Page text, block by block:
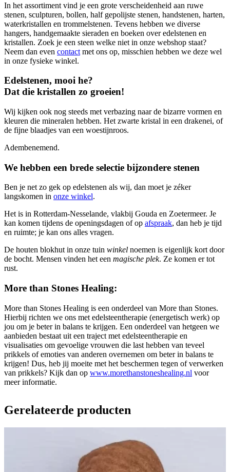
In het assortiment vind je een grote verscheidenheid aan ruwe
stenen, sculpturen, bollen, half gepolijste stenen, handstenen, harten,
waterkristallen en trommelstenen. Tevens hebben we diverse
hangers, handgemaakte sieraden en boeken over edelstenen en
kristallen. Zoek je een steen welke niet in onze webshop staat?
Neem dan even contact met ons op, misschien hebben we deze wel
in onze fysieke winkel.
Edelstenen, mooi he?
Dat die kristallen zo groeien!
Wij kijken ook nog steeds met verbazing naar de bizarre vormen en
kleuren die mineralen hebben. Het zwarte kristal in een drakenei, of
de fijne blaadjes van een woestijnroos.
Adembenemend.
We hebben een brede selectie bijzondere stenen
Ben je net zo gek op edelstenen als wij, dan moet je zéker
langskomen in onze winkel.
Het is in Rotterdam-Nesselande, vlakbij Gouda en Zoetermeer. Je
kan komen tijdens de openingsdagen of op afspraak, dan heb je tijd
en ruimte; je kan ons alles vragen.
De houten blokhut in onze tuin winkel noemen is eigenlijk kort door
de bocht. Mensen vinden het een magische plek. Ze komen er tot
rust.
More than Stones Healing:
More than Stones Healing is een onderdeel van More than Stones.
Hierbij richten we ons met edelsteentherapie (energetisch werk) op
jou om je beter in balans te krijgen. Een onderdeel van hetgeen we
aanbieden bestaat uit een traject met edelsteentherapie en
visualisaties om gevoelige vrouwen die last hebben van teveel
prikkels of emoties van anderen overnemen om beter in balans te
krijgen! Dus, heb jij moeite met het beschermen tegen of verwerken
van prikkels? Kijk dan op www.morethanstoneshealing.nl voor
meer informatie.
Gerelateerde producten